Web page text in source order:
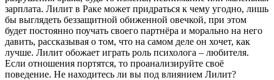
зарплата. Лилит в Раке может придраться к чему угодно, лишь
бы выглядеть беззащитной обиженной овечкой, при этом
будет постоянно поучать своего партнёра и морально на него
давить, рассказывая о том, что на самом деле он хочет, как
лучше. Лилит обожает играть роль психолога – любителя.
Если отношения портятся, то проанализируйте своё
поведение. Не находитесь ли вы под влиянием Лилит?